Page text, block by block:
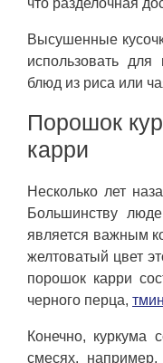
Высушенные
использовать для
блюд из риса или
Порошок
карри
Несколько лет
Большинству
является важным
желтоватый цвет
порошок карри
черного перца,
Конечно, куркума
смесях,